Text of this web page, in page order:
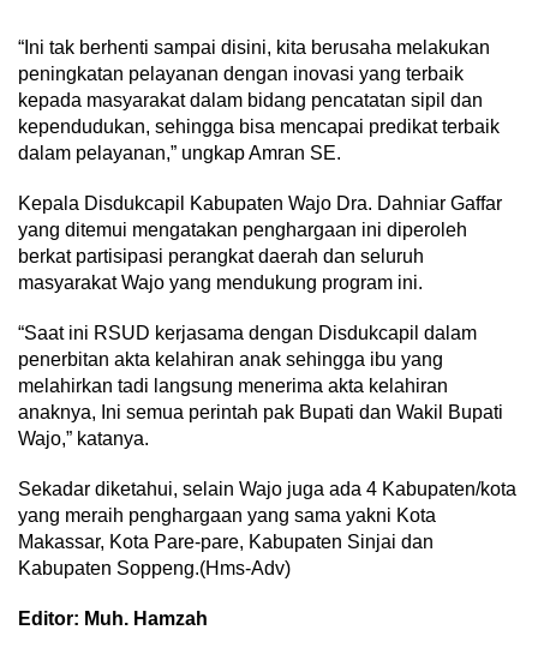
“Ini tak berhenti sampai disini, kita berusaha melakukan
peningkatan pelayanan dengan inovasi yang terbaik
kepada masyarakat dalam bidang pencatatan sipil dan
kependudukan, sehingga bisa mencapai predikat terbaik
dalam pelayanan,” ungkap Amran SE.
Kepala Disdukcapil Kabupaten Wajo Dra. Dahniar Gaffar
yang ditemui mengatakan penghargaan ini diperoleh
berkat partisipasi perangkat daerah dan seluruh
masyarakat Wajo yang mendukung program ini.
“Saat ini RSUD kerjasama dengan Disdukcapil dalam
penerbitan akta kelahiran anak sehingga ibu yang
melahirkan tadi langsung menerima akta kelahiran
anaknya, Ini semua perintah pak Bupati dan Wakil Bupati
Wajo,” katanya.
Sekadar diketahui, selain Wajo juga ada 4 Kabupaten/kota
yang meraih penghargaan yang sama yakni Kota
Makassar, Kota Pare-pare, Kabupaten Sinjai dan
Kabupaten Soppeng.(Hms-Adv)
Editor: Muh. Hamzah